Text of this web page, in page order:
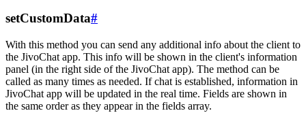
setCustomData#
With this method you can send any additional info about the client to
the JivoChat app. This info will be shown in the client's information
panel (in the right side of the JivoChat app). The method can be
called as many times as needed. If chat is established, information in
JivoChat app will be updated in the real time. Fields are shown in
the same order as they appear in the fields array.